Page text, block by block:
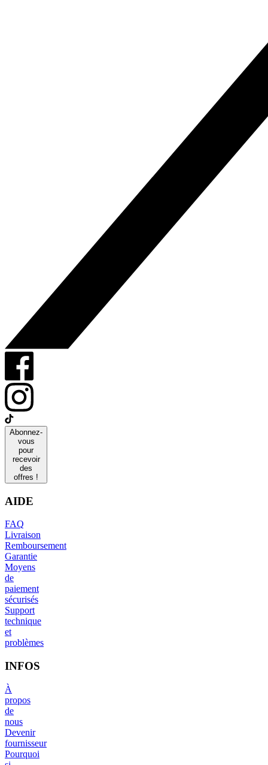
Abonnez-
vous
pour
recevoir
des
offres !
AIDE
FAQ
Livraison
Remboursement
Garantie
Moyens
de
paiement
sécurisés
Support
technique
et
problèmes
INFOS
À
propos
de
nous
Devenir
fournisseur
Pourquoi